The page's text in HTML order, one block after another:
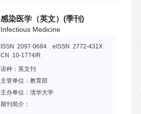
究者提供高端学术交流平台。
已被ESCI、Ei Compendex、
心期刊目录等收录。
感染医学（英文） (季刊)
Infectious Medicine
ISSN 2097-0684 eISSN 2772-431X
CN 10-1774/R
语种： 英文刊
主管单位： 教育部
主办单位： 清华大学
期刊简介：